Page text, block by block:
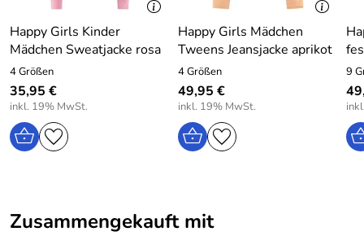
Happy Girls Kinder
Mädchen Sweatjacke rosa
4 Größen
35,95 €
inkl. 19% MwSt.
Happy Girls Mädchen
Tweens Jeansjacke aprikot
4 Größen
49,95 €
inkl. 19% MwSt.
9
Zusammengekauft mit